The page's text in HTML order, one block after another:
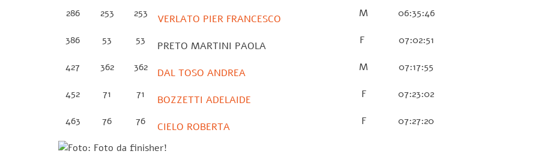
286 253 253 VERLATO PIER FRANCESCO M 06:35:46
386 53 53 PRETO MARTINI PAOLA F 07:02:51
427 362 362 DAL TOSO ANDREA M 07:17:55
452 71 71 BOZZETTI ADELAIDE F 07:23:02
463 76 76 CIELO ROBERTA F 07:27:20